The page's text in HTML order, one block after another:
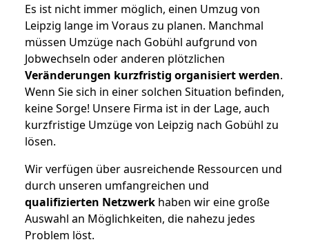
Es ist nicht immer möglich, einen Umzug von
Leipzig lange im Voraus zu planen. Manchmal
müssen Umzüge nach Gobühl aufgrund von
Jobwechseln oder anderen plötzlichen
Veränderungen kurzfristig organisiert werden.
Wenn Sie sich in einer solchen Situation befinden,
keine Sorge! Unsere Firma ist in der Lage, auch
kurzfristige Umzüge von Leipzig nach Gobühl zu
lösen.
Wir verfügen über ausreichende Ressourcen und
durch unseren umfangreichen und
qualifizierten Netzwerk haben wir eine große
Auswahl an Möglichkeiten, die nahezu jedes
Problem löst.